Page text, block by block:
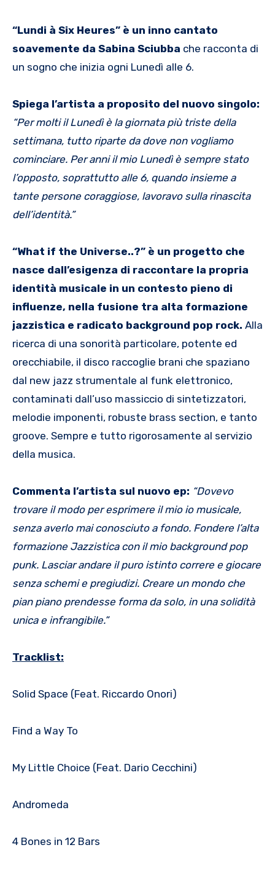
“Lundi à Six Heures” è un inno cantato
soavemente da Sabina Sciubba che racconta di
un sogno che inizia ogni Lunedì alle 6.
Spiega l’artista a proposito del nuovo singolo:
“Per molti il Lunedì è la giornata più triste della
settimana, tutto riparte da dove non vogliamo
cominciare. Per anni il mio Lunedì è sempre stato
l’opposto, soprattutto alle 6, quando insieme a
tante persone coraggiose, lavoravo sulla rinascita
dell’identità.”
“What if the Universe..?” è un progetto che
nasce dall’esigenza di raccontare la propria
identità musicale in un contesto pieno di
influenze, nella fusione tra alta formazione
jazzistica e radicato background pop rock. Alla
ricerca di una sonorità particolare, potente ed
orecchiabile, il disco raccoglie brani che spaziano
dal new jazz strumentale al funk elettronico,
contaminati dall’uso massiccio di sintetizzatori,
melodie imponenti, robuste brass section, e tanto
groove. Sempre e tutto rigorosamente al servizio
della musica.
Commenta l’artista sul nuovo ep: “Dovevo
trovare il modo per esprimere il mio io musicale,
senza averlo mai conosciuto a fondo. Fondere l’alta
formazione Jazzistica con il mio background pop
punk. Lasciar andare il puro istinto correre e giocare
senza schemi e pregiudizi. Creare un mondo che
pian piano prendesse forma da solo, in una solidità
unica e infrangibile.”
Tracklist:
Solid Space (Feat. Riccardo Onori)
Find a Way To
My Little Choice (Feat. Dario Cecchini)
Andromeda
4 Bones in 12 Bars